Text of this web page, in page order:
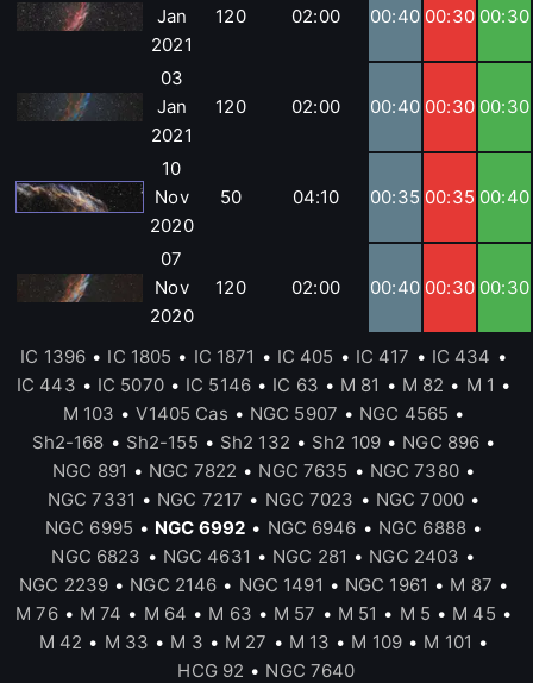
Jan
2021
120 02:00 00:40 00:30 00:30
03
Jan
2021
120 02:00 00:40 00:30 00:30
10
Nov
2020
50 04:10 00:35 00:35 00:40
07
Nov
2020
120 02:00 00:40 00:30 00:30
IC 1396 • IC 1805 • IC 1871 • IC 405 • IC 417 • IC 434 •
IC 443 • IC 5070 • IC 5146 • IC 63 • M 81 • M 82 • M 1 •
M 103 • V1405 Cas • NGC 5907 • NGC 4565 •
Sh2-168 • Sh2-155 • Sh2 132 • Sh2 109 • NGC 896 •
NGC 891 • NGC 7822 • NGC 7635 • NGC 7380 •
NGC 7331 • NGC 7217 • NGC 7023 • NGC 7000 •
NGC 6995 • NGC 6992 • NGC 6946 • NGC 6888 •
NGC 6823 • NGC 4631 • NGC 281 • NGC 2403 •
NGC 2239 • NGC 2146 • NGC 1491 • NGC 1961 • M 87 •
M 76 • M 74 • M 64 • M 63 • M 57 • M 51 • M 5 • M 45 •
M 42 • M 33 • M 3 • M 27 • M 13 • M 109 • M 101 •
HCG 92 • NGC 7640